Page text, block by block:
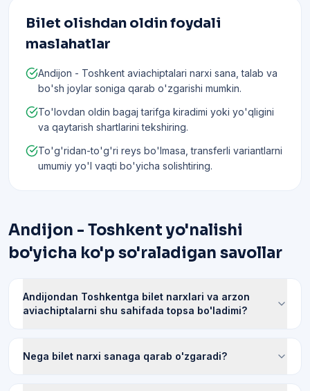
Bilet olishdan oldin foydali
maslahatlar
Andijon - Toshkent aviachiptalari narxi sana, talab va
bo'sh joylar soniga qarab o'zgarishi mumkin.
To'lovdan oldin bagaj tarifga kiradimi yoki yo'qligini
va qaytarish shartlarini tekshiring.
To'g'ridan-to'g'ri reys bo'lmasa, transferli variantlarni
umumiy yo'l vaqti bo'yicha solishtiring.
Andijon - Toshkent yo'nalishi
bo'yicha ko'p so'raladigan savollar
Andijondan Toshkentga bilet narxlari va arzon
aviachiptalarni shu sahifada topsa bo'ladimi?
Nega bilet narxi sanaga qarab o'zgaradi?